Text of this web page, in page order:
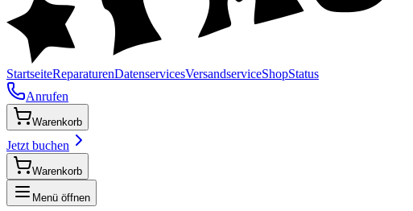
StartseiteReparaturenDatenservicesVersandserviceShopStatus
Anrufen
Warenkorb
Jetzt buchen
Warenkorb
Menü öffnen